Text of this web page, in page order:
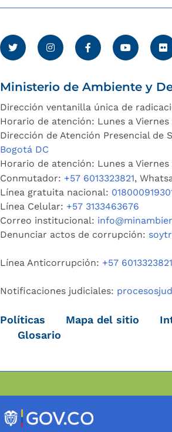
Ministerio de Ambiente y
Dirección ventanilla única de
Horario de atención: Lunes a
Dirección de Atención Presencial de
Bogotá DC
Horario de atención: Lunes a
Conmutador: +57 6013323821,
Línea gratuita nacional:
Línea Celular: +57 3133463676
Correo institucional:
Denunciar actos de corrupción:
Línea Anticorrupción: +57 6013323821
Notificaciones judiciales:
Políticas Mapa del sitio
Glosario